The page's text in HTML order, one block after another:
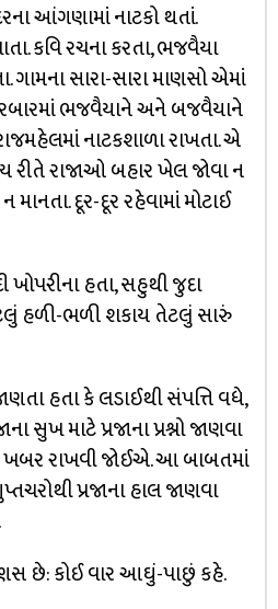
આંગણામાં નાટકો થતાં.
કવિ રચના કરતા, ભજવૈયા
સારા-સારા માણસો એમાં
ભજવૈયાને અને બજવૈયાને
નાટકશાળા રાખતા. એ
રીતે રાજાઓ બહાર ખેલ જોવા ન
માનતા. દૂર-દૂર રહેવામાં મોટાઈ
ખોપરીના હતા, સહુથી જુદા
હળી-ભળી શકાય તેટલું સારું
હતા કે લડાઈથી સંપત્તિ વધે,
સુખ માટે પ્રજાના પ્રશ્નો જાણવા
ખબર રાખવી જોઈએ. આ બાબતમાં
પ્રજાના હાલ જાણવા
છે: કોઈ વાર આઘું-પાછું કહે.